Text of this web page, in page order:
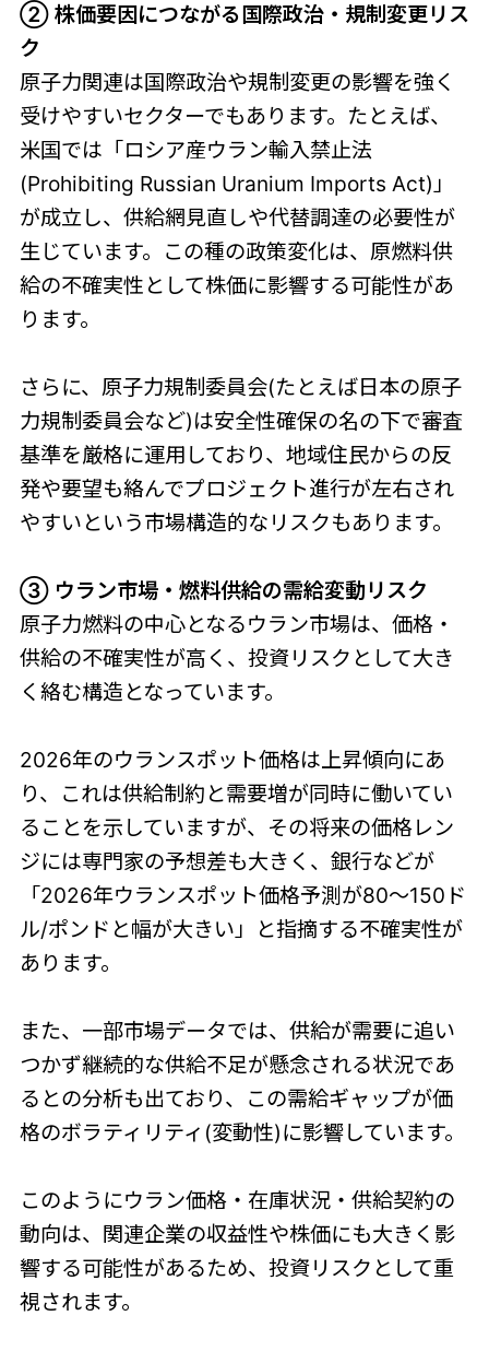
② 株価要因につながる国際政治・規制変更リス
ク
原子力関連は国際政治や規制変更の影響を強く
受けやすいセクターでもあります。たとえば、
米国では「ロシア産ウラン輸入禁止法
(Prohibiting Russian Uranium Imports Act)」
が成立し、供給網見直しや代替調達の必要性が
生じています。この種の政策変化は、原燃料供
給の不確実性として株価に影響する可能性があ
ります。
さらに、原子力規制委員会(たとえば日本の原子
力規制委員会など)は安全性確保の名の下で審査
基準を厳格に運用しており、地域住民からの反
発や要望も絡んでプロジェクト進行が左右され
やすいという市場構造的なリスクもあります。
③ ウラン市場・燃料供給の需給変動リスク
原子力燃料の中心となるウラン市場は、価格・
供給の不確実性が高く、投資リスクとして大き
く絡む構造となっています。
2026年のウランスポット価格は上昇傾向にあ
り、これは供給制約と需要増が同時に働いてい
ることを示していますが、その将来の価格レン
ジには専門家の予想差も大きく、銀行などが
「2026年ウランスポット価格予測が80〜150ド
ル/ポンドと幅が大きい」と指摘する不確実性が
あります。
また、一部市場データでは、供給が需要に追い
つかず継続的な供給不足が懸念される状況であ
るとの分析も出ており、この需給ギャップが価
格のボラティリティ(変動性)に影響しています。
このようにウラン価格・在庫状況・供給契約の
動向は、関連企業の収益性や株価にも大きく影
響する可能性があるため、投資リスクとして重
視されます。